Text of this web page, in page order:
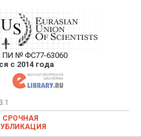
Союз Ученых —
статей в
журнале
ПИ № ФС77-63060
с 2014 года
публикация научных статей в
журнале
СРОЧНАЯ